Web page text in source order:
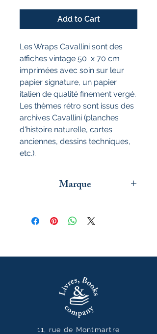
Add to Cart
Les Wraps Cavallini sont des
affiches vintage 50 x 70 cm
imprimées avec soin sur leur
papier signature, un papier
italien de qualité finement vergé.
Les thèmes rétro sont issus des
archives Cavallini (planches
d'histoire naturelle, cartes
anciennes, dessins techniques,
etc.).
Marque
11, rue de Montmartre